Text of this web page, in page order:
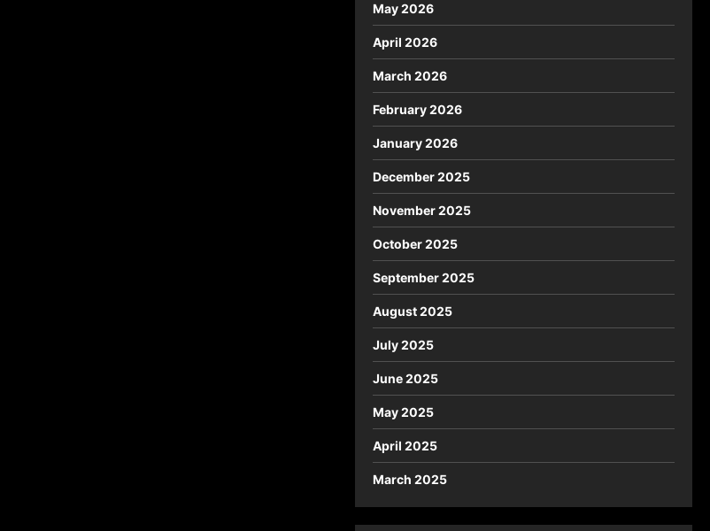
May 2026
April 2026
March 2026
February 2026
January 2026
December 2025
November 2025
October 2025
September 2025
August 2025
July 2025
June 2025
May 2025
April 2025
March 2025